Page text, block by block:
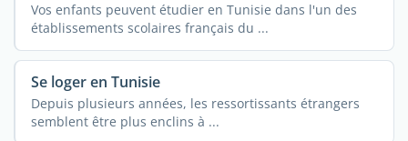
Vos enfants peuvent étudier en Tunisie dans l'un des
établissements scolaires français du ...
Se loger en Tunisie
Depuis plusieurs années, les ressortissants étrangers
semblent être plus enclins à ...